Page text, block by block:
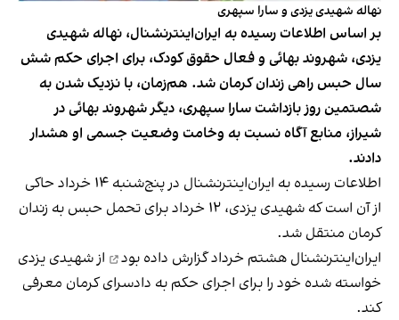
نهاله شهیدی یزدی و سارا سپهری
بر اساس اطلاعات رسیده به ایران‌اینترنشنال، نهاله شهیدی
یزدی، شهروند بهائی و فعال حقوق کودک، برای اجرای حکم شش
سال حبس راهی زندان کرمان شد. هم‌زمان، با نزدیک شدن به
شصتمین روز بازداشت سارا سپهری، دیگر شهروند بهائی در
شیراز، منابع آگاه نسبت به وخامت وضعیت جسمی او هشدار
دادند.
اطلاعات رسیده به ایران‌اینترنشنال در پنج‌شنبه ۱۴ خرداد حاکی
از آن است که شهیدی یزدی، ۱۲ خرداد برای تحمل حبس به زندان
کرمان منتقل شد.
ایران‌اینترنشنال هشتم خردادگزارش داده بود
از شهیدی یزدی
خواسته شده خود را برای اجرای حکم به دادسرای کرمان معرفی
کند.